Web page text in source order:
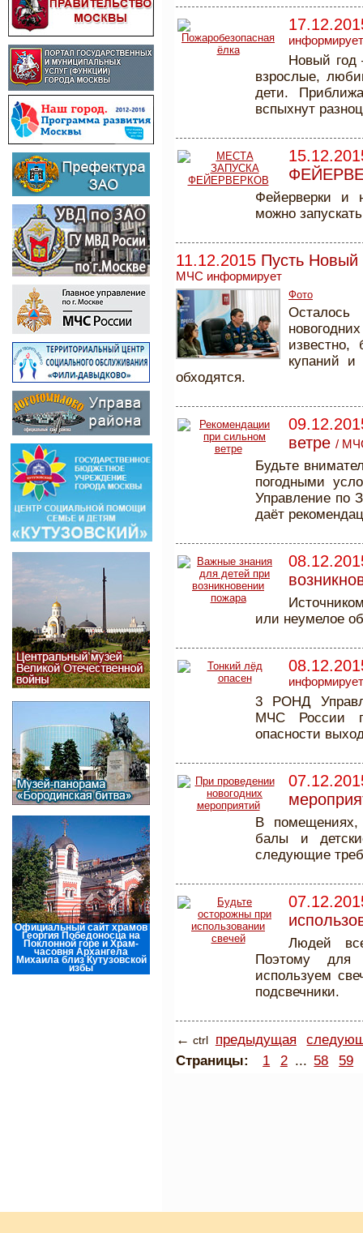
информирует
Новый год
взрослые,
дети.
вспыхнут
Фейерверки и
можно
11.12.2015 Пусть Новый
МЧС информирует
Фото
Осталось
известно,
купаний и
обходятся.
ветре /
Будьте
погодными
Управление по
даёт
или неумелое
информирует
3 РОНД
МЧС России
опасности
В помещениях,
балы и
следующие
Людей
Поэтому
используем
подсвечники.
← ctrl предыдущая
Страницы:
1 2 ... 58 59
Официальный сайт храмов
Георгия Победоносца на
Поклонной горе и Храм-
часовня Архангела
Михаила близ Кутузовской
избы